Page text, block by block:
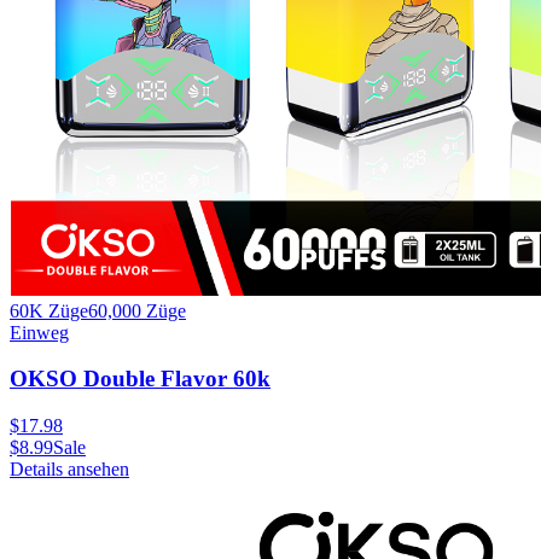
60K Züge60,000 Züge
Einweg
OKSO Double Flavor 60k
$17.98
$8.99Sale
Details ansehen